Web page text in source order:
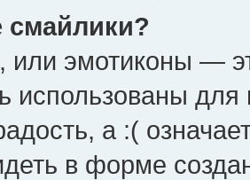
смайлики?
или эмотиконы —
использованы
а :(
в форме